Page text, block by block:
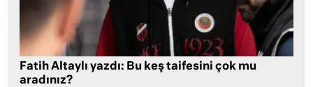
Fatih Altaylı yazdı: Bu keş taifesini çok mu
aradınız?